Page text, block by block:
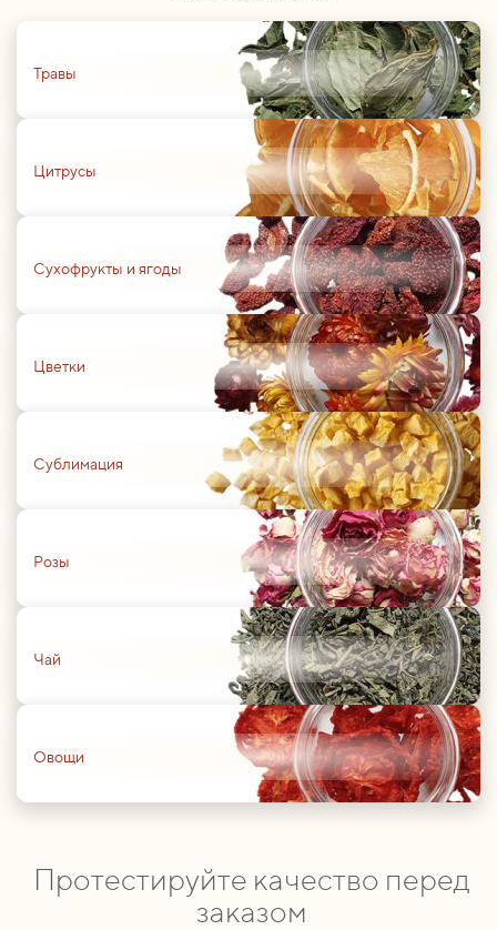
Травы
Цитрусы
Сухофрукты и ягоды
Цветки
Сублимация
Розы
Чай
Овощи
Протестируйте качество перед
заказом